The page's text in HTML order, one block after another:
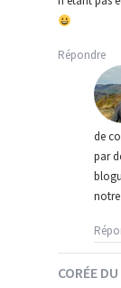
Répondre
de
par
CORÉE